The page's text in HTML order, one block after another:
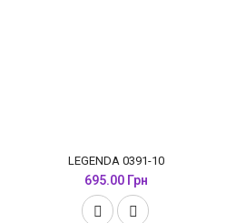
LEGENDA 0391-10
695.00 Грн